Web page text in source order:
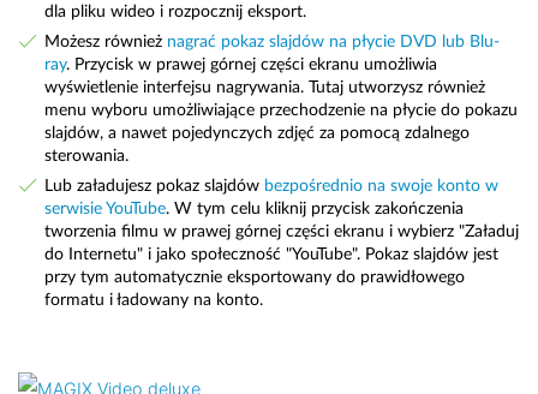
dla pliku wideo i rozpocznij eksport.
Możesz również nagrać pokaz slajdów na płycie DVD lub Blu-
ray. Przycisk w prawej górnej części ekranu umożliwia
wyświetlenie interfejsu nagrywania. Tutaj utworzysz również
menu wyboru umożliwiające przechodzenie na płycie do pokazu
slajdów, a nawet pojedynczych zdjęć za pomocą zdalnego
sterowania.
Lub załadujesz pokaz slajdów bezpośrednio na swoje konto w
serwisie YouTube. W tym celu kliknij przycisk zakończenia
tworzenia filmu w prawej górnej części ekranu i wybierz "Załaduj
do Internetu" i jako społeczność "YouTube". Pokaz slajdów jest
przy tym automatycznie eksportowany do prawidłowego
formatu i ładowany na konto.